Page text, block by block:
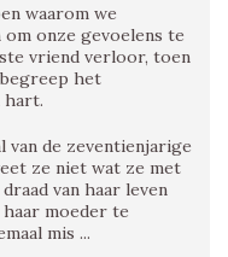
waarom we
onze gevoelens te
vriend verloor, toen
het
hart.
de zeventienjarige
ze niet wat ze met
van haar leven
moeder te
mis ...